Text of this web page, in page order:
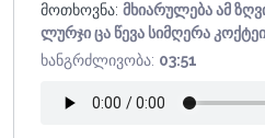
მოთხოვნა: მხიარულება ამ
ლურჯი ცა წევა სიმღერა
ხანგრძლივობა: 03:51